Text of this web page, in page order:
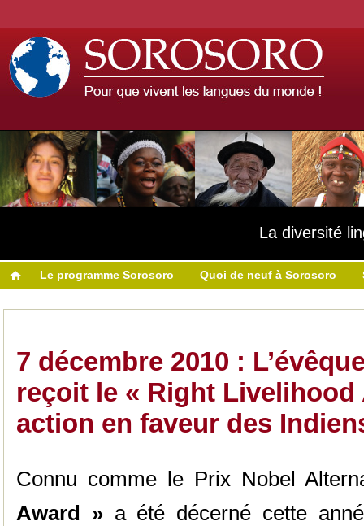
La diversité
Le programme Sorosoro Quoi de neuf à Sorosoro
7 décembre 2010 :
reçoit le « Right
action en faveur des
Connu comme le Prix Nobel
Award »a été décerné cette